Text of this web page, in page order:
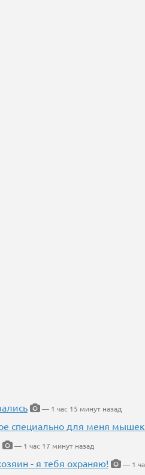
— 1 час 15 минут назад
специально для меня
— 1 час 17 минут назад
- я тебя охраняю!
— 1